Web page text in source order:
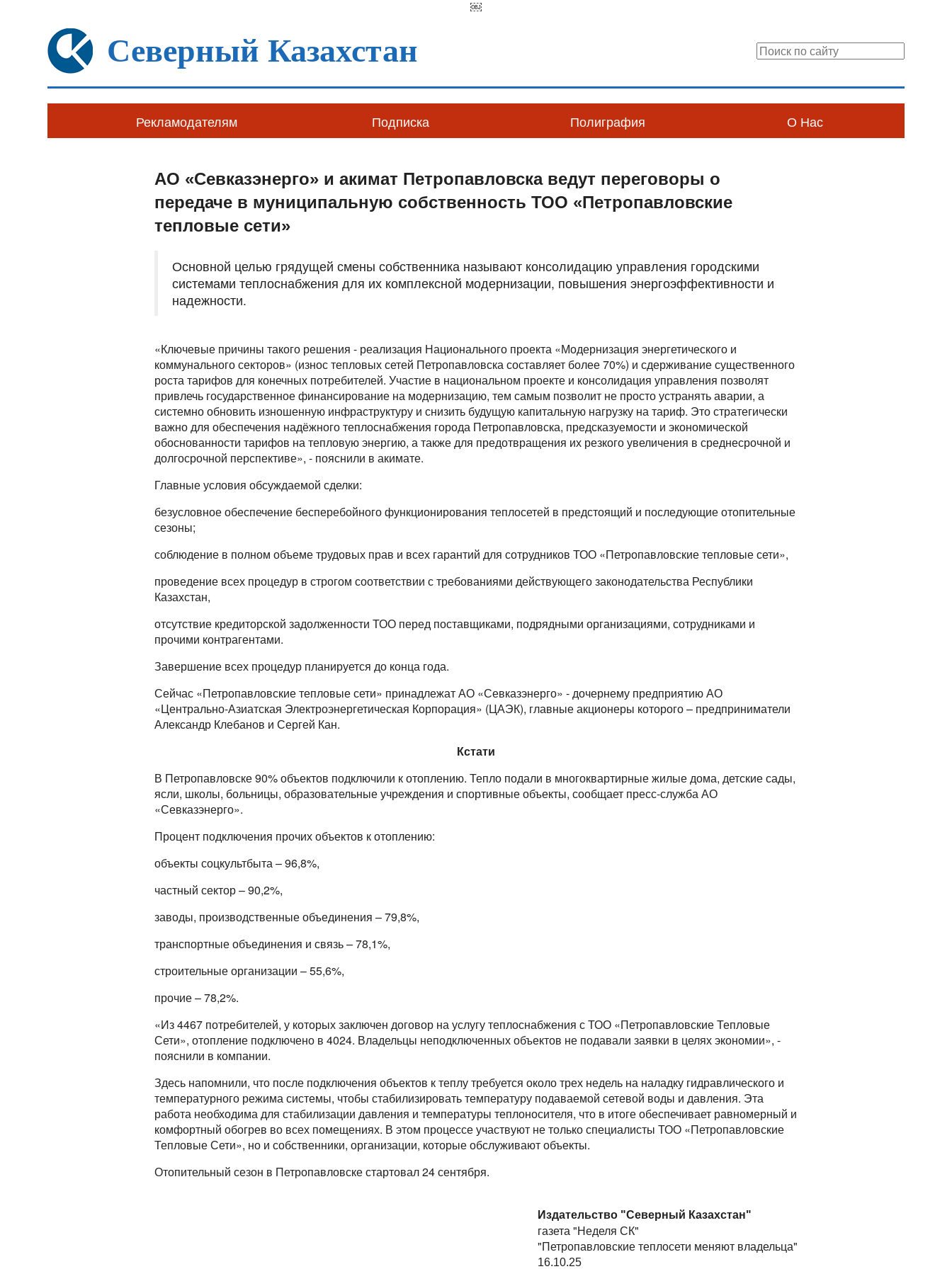
￼
Северный Казахстан
Рекламодателям Подписка Полиграфия О Нас
АО «Севказэнерго» и акимат Петропавловска ведут переговоры о
передаче в муниципальную собственность ТОО «Петропавловские
тепловые сети»
Основной целью грядущей смены собственника называют консолидацию управления городскими
системами теплоснабжения для их комплексной модернизации, повышения энергоэффективности и
надежности.
«Ключевые причины такого решения - реализация Национального проекта «Модернизация энергетического и
коммунального секторов» (износ тепловых сетей Петропавловска составляет более 70%) и сдерживание существенного
роста тарифов для конечных потребителей. Участие в национальном проекте и консолидация управления позволят
привлечь государственное финансирование на модернизацию, тем самым позволит не просто устранять аварии, а
системно обновить изношенную инфраструктуру и снизить будущую капитальную нагрузку на тариф. Это стратегически
важно для обеспечения надёжного теплоснабжения города Петропавловска, предсказуемости и экономической
обоснованности тарифов на тепловую энергию, а также для предотвращения их резкого увеличения в среднесрочной и
долгосрочной перспективе», - пояснили в акимате.
Главные условия обсуждаемой сделки:
безусловное обеспечение бесперебойного функционирования теплосетей в предстоящий и последующие отопительные
сезоны;
соблюдение в полном объеме трудовых прав и всех гарантий для сотрудников ТОО «Петропавловские тепловые сети»,
проведение всех процедур в строгом соответствии с требованиями действующего законодательства Республики
Казахстан,
отсутствие кредиторской задолженности ТОО перед поставщиками, подрядными организациями, сотрудниками и
прочими контрагентами.
Завершение всех процедур планируется до конца года.
Сейчас «Петропавловские тепловые сети» принадлежат АО «Севказэнерго» - дочернему предприятию АО
«Центрально-Азиатская Электроэнергетическая Корпорация» (ЦАЭК), главные акционеры которого – предприниматели
Александр Клебанов и Сергей Кан.
Кстати
В Петропавловске 90% объектов подключили к отоплению. Тепло подали в многоквартирные жилые дома, детские сады,
ясли, школы, больницы, образовательные учреждения и спортивные объекты, сообщает пресс-служба АО
«Севказэнерго».
Процент подключения прочих объектов к отоплению:
объекты соцкультбыта – 96,8%,
частный сектор – 90,2%,
заводы, производственные объединения – 79,8%,
транспортные объединения и связь – 78,1%,
строительные организации – 55,6%,
прочие – 78,2%.
«Из 4467 потребителей, у которых заключен договор на услугу теплоснабжения с ТОО «Петропавловские Тепловые
Сети», отопление подключено в 4024. Владельцы неподключенных объектов не подавали заявки в целях экономии», -
пояснили в компании.
Здесь напомнили, что после подключения объектов к теплу требуется около трех недель на наладку гидравлического и
температурного режима системы, чтобы стабилизировать температуру подаваемой сетевой воды и давления. Эта
работа необходима для стабилизации давления и температуры теплоносителя, что в итоге обеспечивает равномерный и
комфортный обогрев во всех помещениях. В этом процессе участвуют не только специалисты ТОО «Петропавловские
Тепловые Сети», но и собственники, организации, которые обслуживают объекты.
Отопительный сезон в Петропавловске стартовал 24 сентября.
Издательство "Северный Казахстан"
газета "Неделя СК"
"Петропавловские теплосети меняют владельца"
16.10.25